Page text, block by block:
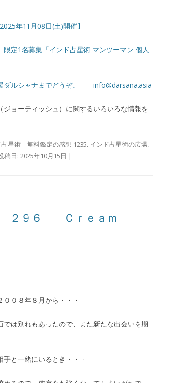
年11月08日(土)開催】
定1名募集「インド占星術 マンツーマン 個人
ダルシャナまでどうぞ。 info@darsana.asia
ョーティッシュ）に関するいろいろな情報を
占星術 無料鑑定の感想 1235, インド占星術の広場,
稿日: 2025年10月15日 |
２９６ Ｃｒｅａｍ
０８年８月から・・・
は別れもあったので、また新たな出会いを期
と一緒にいるとき・・・